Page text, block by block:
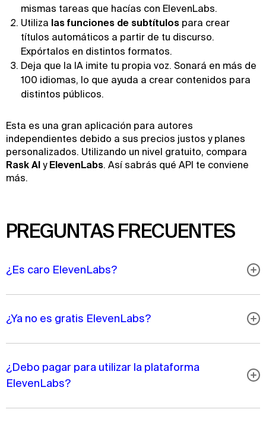
mismas tareas que hacías con ElevenLabs.
Utiliza las funciones de subtítulos para crear
títulos automáticos a partir de tu discurso.
Expórtalos en distintos formatos.
Deja que la IA imite tu propia voz. Sonará en más de
100 idiomas, lo que ayuda a crear contenidos para
distintos públicos.
Esta es una gran aplicación para autores
independientes debido a sus precios justos y planes
personalizados. Utilizando un nivel gratuito, compara
Rask AI y ElevenLabs. Así sabrás qué API te conviene
más.
PREGUNTAS FRECUENTES
¿Es caro ElevenLabs?
¿Ya no es gratis ElevenLabs?
¿Debo pagar para utilizar la plataforma
ElevenLabs?